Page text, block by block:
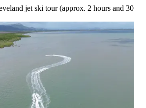
jet ski tour (approx. 2 hours and 30